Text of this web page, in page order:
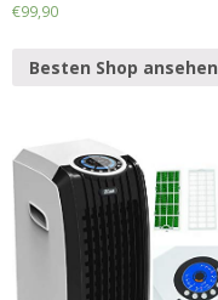
€99,90
Besten Shop ansehen